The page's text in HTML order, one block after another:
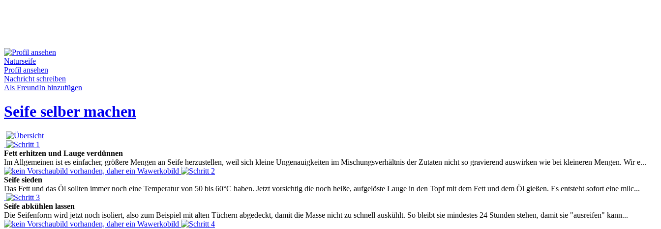
Naturseife
Profil ansehen
Nachricht schreiben
Als FreundIn hinzufügen
Seife selber machen
Fett erhitzen und Lauge verdünnen
Im Allgemeinen ist es einfacher, größere Mengen an Seife herzustellen, weil sich kleine Ungenauigkeiten im Mischungsverhältnis der Zutaten nicht so gravierend auswirken wie bei kleineren Mengen. Wir e...
Seife sieden
Das Fett und das Öl sollten immer noch eine Temperatur von 50 bis 60°C haben. Jetzt vorsichtig die noch heiße, aufgelöste Lauge in den Topf mit dem Fett und dem Öl gießen. Es entsteht sofort eine milc...
Seife abkühlen lassen
Die Seifenform wird jetzt noch isoliert, also zum Beispiel mit alten Tüchern abgedeckt, damit die Masse nicht zu schnell auskühlt. So bleibt sie mindestes 24 Stunden stehen, damit sie "ausreifen" kann...